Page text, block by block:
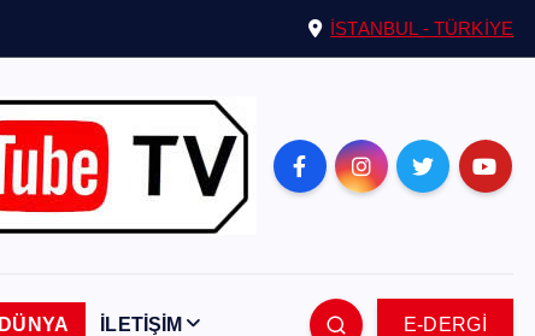
İSTANBUL - TÜRKİYE
DÜNYA İLETİŞİM E-DERGİ